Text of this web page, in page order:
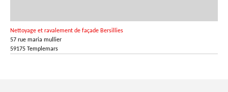
Nettoyage et ravalement de façade Bersillies
57 rue maria mullier
59175 Templemars